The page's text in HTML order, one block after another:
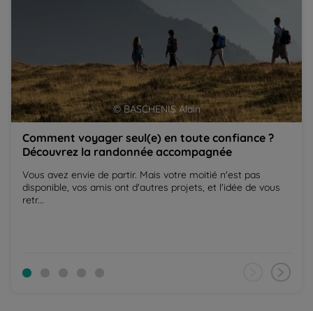
© BASCHENIS Alain
Comment voyager seul(e) en toute confiance ?
Découvrez la randonnée accompagnée
Vous avez envie de partir. Mais votre moitié n'est pas
disponible, vos amis ont d'autres projets, et l'idée de vous
retr...